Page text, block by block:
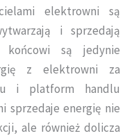
elektrowni są
i sprzedają
są jedynie
z elektrowni za
i platform handlu
sprzedaje energię nie
ale również dolicza